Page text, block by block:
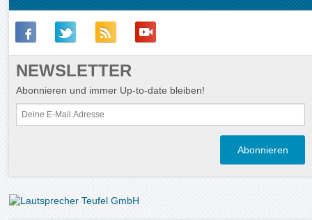
NEWSLETTER
Abonnieren und immer Up-to-date bleiben!